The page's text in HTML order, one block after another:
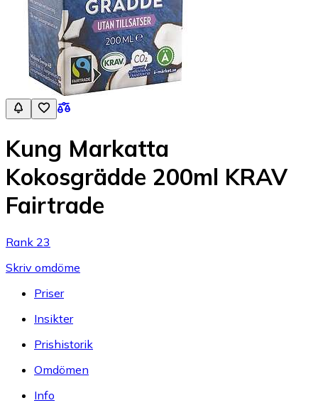
Kung Markatta
Kokosgrädde 200ml KRAV
Fairtrade
Rank 23
Skriv omdöme
Priser
Insikter
Prishistorik
Omdömen
Info